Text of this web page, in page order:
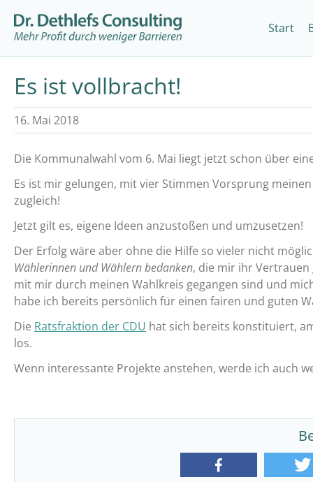
Start
Es ist vollbracht!
16. Mai 2018
Die Kommunalwahl vom 6. Mai liegt jetzt schon über
Es ist mir gelungen, mit vier Stimmen Vorsprung
zugleich!
Jetzt gilt es, eigene Ideen anzustoßen und umzusetzen!
Der Erfolg wäre aber ohne die Hilfe so vieler nicht
Wählerinnen und Wählern bedanken, die mir ihr
mit mir durch meinen Wahlkreis gegangen sind und
habe ich bereits persönlich für einen fairen und guten
Die Ratsfraktion der CDU hat sich bereits konstituiert,
los.
Wenn interessante Projekte anstehen, werde ich auch